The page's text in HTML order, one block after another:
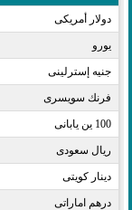
دولار أمريكى​
يورو​
جنيه إسترلينى​
فرنك سويسرى​
100 ين يابانى​
ريال سعودى​
دينار كويتى​
درهم اماراتى​